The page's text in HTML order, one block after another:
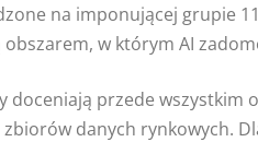
na imponującej grupie
obszarem, w którym AI
doceniają przede wszystkim
danych rynkowych.